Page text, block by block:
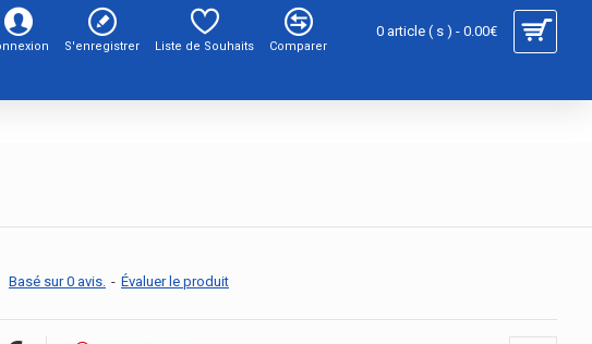
S'enregistrer Liste de Souhaits Comparer
0 article ( s ) - 0.00€
Basé sur 0 avis. - Évaluer le produit